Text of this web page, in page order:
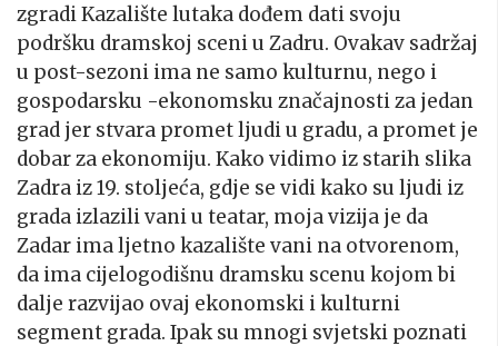
zgradi Kazalište lutaka dođem dati svoju
podršku dramskoj sceni u Zadru. Ovakav sadržaj
u post-sezoni ima ne samo kulturnu, nego i
gospodarsku -ekonomsku značajnosti za jedan
grad jer stvara promet ljudi u gradu, a promet je
dobar za ekonomiju. Kako vidimo iz starih slika
Zadra iz 19. stoljeća, gdje se vidi kako su ljudi iz
grada izlazili vani u teatar, moja vizija je da
Zadar ima ljetno kazalište vani na otvorenom,
da ima cijelogodišnu dramsku scenu kojom bi
dalje razvijao ovaj ekonomski i kulturni
segment grada. Ipak su mnogi svjetski poznati